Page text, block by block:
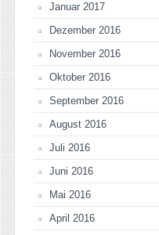
Januar 2017
Dezember 2016
November 2016
Oktober 2016
September 2016
August 2016
Juli 2016
Juni 2016
Mai 2016
April 2016